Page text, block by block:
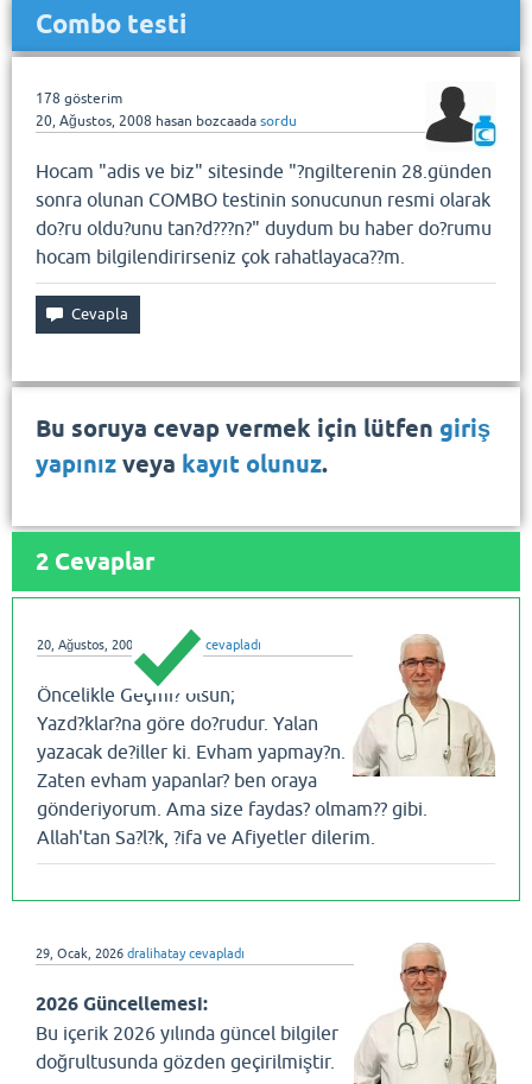
Combo testi
178 gösterim
20, Ağustos, 2008 hasan bozcaada sordu
Hocam "adis ve biz" sitesinde "?ngilterenin 28.günden
sonra olunan COMBO testinin sonucunun resmi olarak
do?ru oldu?unu tan?d???n?" duydum bu haber do?rumu
hocam bilgilendirirseniz çok rahatlayaca??m.
Bu soruya cevap vermek için lütfen giriş
yapınız veya kayıt olunuz.
2 Cevaplar
20, Ağustos, 2008 dralihatay cevapladı
Öncelikle Geçmi? olsun;
Yazd?klar?na göre do?rudur. Yalan
yazacak de?iller ki. Evham yapmay?n.
Zaten evham yapanlar? ben oraya
gönderiyorum. Ama size faydas? olmam?? gibi.
Allah'tan Sa?l?k, ?ifa ve Afiyetler dilerim.
29, Ocak, 2026 dralihatay cevapladı
2026 Güncellemesi:
Bu içerik 2026 yılında güncel bilgiler
doğrultusunda gözden geçirilmiştir.